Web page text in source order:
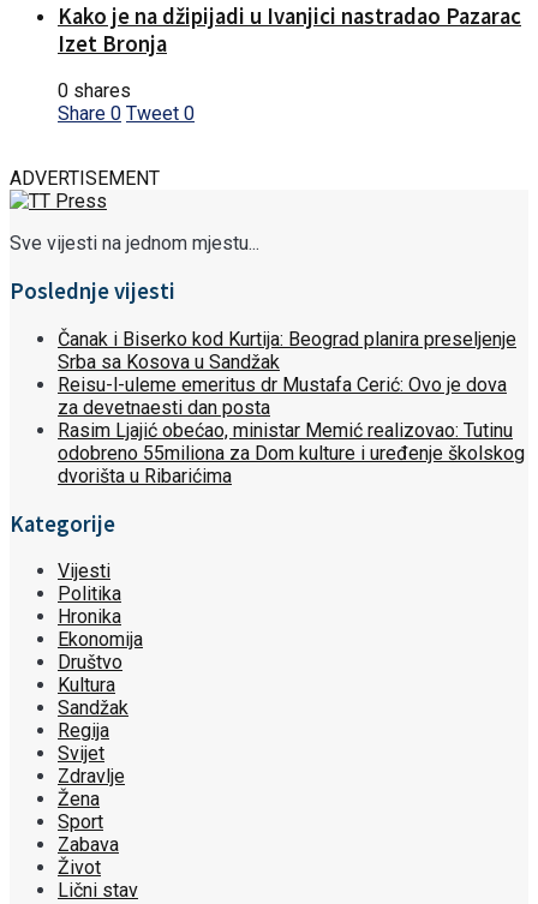
Kako je na džipijadi u Ivanjici nastradao Pazarac
Izet Bronja
0 shares
Share 0 Tweet 0
ADVERTISEMENT
Sve vijesti na jednom mjestu...
Poslednje vijesti
Čanak i Biserko kod Kurtija: Beograd planira preseljenje
Srba sa Kosova u Sandžak
Reisu-l-uleme emeritus dr Mustafa Cerić: Ovo je dova
za devetnaesti dan posta
Rasim Ljajić obećao, ministar Memić realizovao: Tutinu
odobreno 55miliona za Dom kulture i uređenje školskog
dvorišta u Ribarićima
Kategorije
Vijesti
Politika
Hronika
Ekonomija
Društvo
Kultura
Sandžak
Regija
Svijet
Zdravlje
Žena
Sport
Zabava
Život
Lični stav